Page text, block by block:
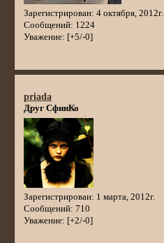
Зарегистрирован: 4 октября, 2012г.
Сообщений: 1224
Уважение: [+5/-0]
priada
Друг СфинКо
Зарегистрирован: 1 марта, 2012г.
Сообщений: 710
Уважение: [+2/-0]